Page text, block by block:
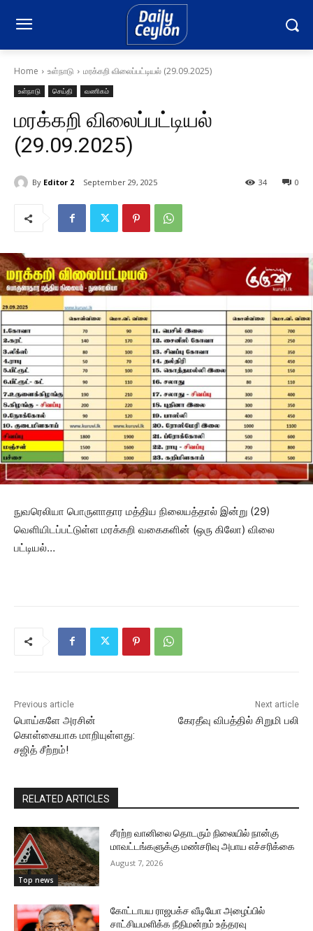
Home உள்நாடு மரக்கறி விலைப்பட்டியல் (29.09.2025)
உள்நாடு செய்தி வணிகம்
மரக்கறி விலைப்பட்டியல்
(29.09.2025)
By Editor 2 September 29, 2025 0
34
நுவரெலியா பொருளாதார மத்திய நிலையத்தால் இன்று (29)
வெளியிடப்பட்டுள்ள மரக்கறி வகைகளின் (ஒரு கிலோ) விலை
பட்டியல்…
Previous article
பொய்களே அரசின்
கொள்கையாக மாறியுள்ளது:
சஜித் சீற்றம்!
Next article
கேரதீவு விபத்தில் சிறுமி பலி
RELATED ARTICLES
Top news
சீரற்ற வானிலை தொடரும் நிலையில் நான்கு
மாவட்டங்களுக்கு மண்சரிவு அபாய எச்சரிக்கை
August 7, 2026
கோட்டாபய ராஜபக்ச வீடியோ அழைப்பில்
சாட்சியமளிக்க நீதிமன்றம் உத்தரவு